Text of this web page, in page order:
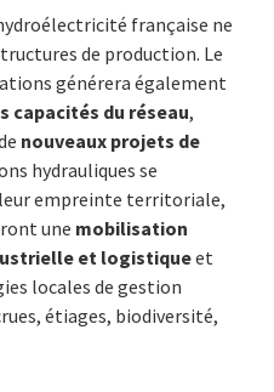
française ne
de production. Le
générera également
capacités du réseau,
nouveaux projets de
hydrauliques se
empreinte territoriale,
une mobilisation
et logistiqueet
locales de gestion
étiages, biodiversité,